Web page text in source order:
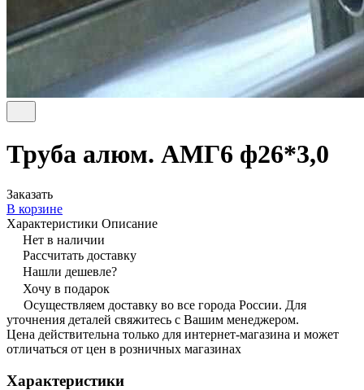
Труба алюм. АМГ6 ф26*3,0
Заказать
В корзине
Характеристики Описание
Нет в наличии
Рассчитать доставку
Нашли дешевле?
Хочу в подарок
Осуществляем доставку во все города России. Для
уточнения деталей свяжитесь с Вашим менеджером.
Цена действительна только для интернет-магазина и может
отличаться от цен в розничных магазинах
Характеристики